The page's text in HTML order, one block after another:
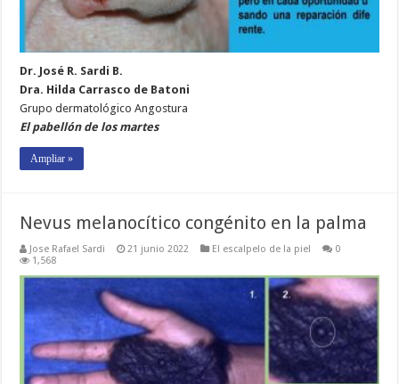
Dr. José R. Sardi B.
Dra. Hilda Carrasco de Batoni
Grupo dermatológico Angostura
El pabellón de los martes
Ampliar »
Nevus melanocítico congénito en la palma
Jose Rafael Sardi 21 junio 2022 El escalpelo de la piel
0
1,568